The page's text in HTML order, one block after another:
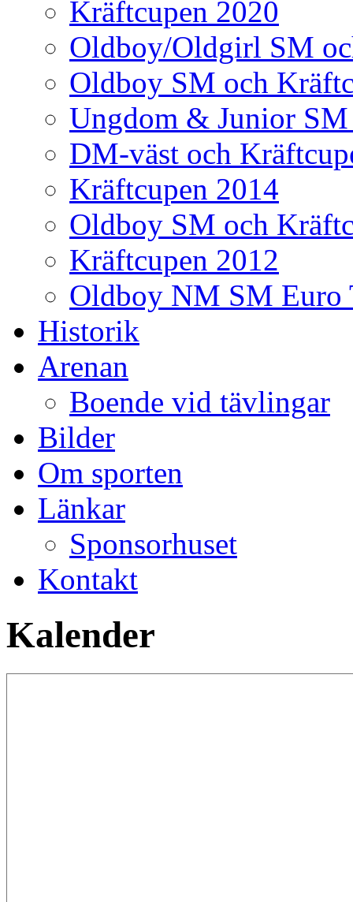
Kräftcupen 2020
Oldboy/Oldgirl SM
Oldboy SM och
Ungdom & Junior
DM-väst och
Kräftcupen 2014
Oldboy SM och
Kräftcupen 2012
Oldboy NM SM Euro
Historik
Arenan
Boende vid tävlingar
Bilder
Om sporten
Länkar
Sponsorhuset
Kontakt
Kalender